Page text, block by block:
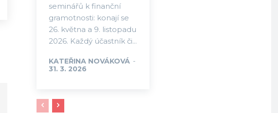
seminářů k finanční
gramotnosti: konají se
26. května a 9. listopadu
2026. Každý účastník či...
KATEŘINA NOVÁKOVÁ -
31. 3. 2026